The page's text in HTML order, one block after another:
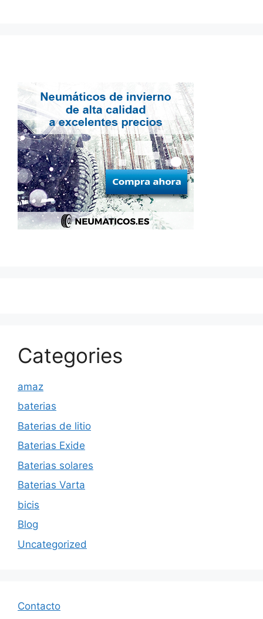
Categories
amaz
baterias
Baterias de litio
Baterias Exide
Baterias solares
Baterias Varta
bicis
Blog
Uncategorized
Contacto